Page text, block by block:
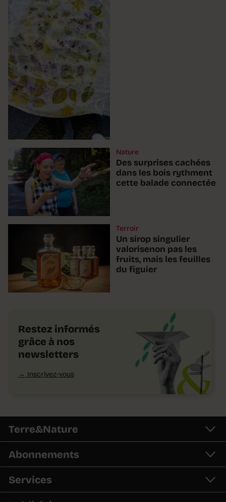
Nature
Des surprises cachées
dans les bois rythment
cette balade connectée
Terroir
Un sirop singulier
valorisenon pas les
fruits, mais les feuilles
du figuier
Restez informés
grâce à nos
newsletters
Inscrivez-vous
Terre&Nature
Abonnements
Services